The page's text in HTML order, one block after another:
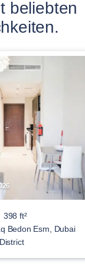
beliebten
398 ft²
Bedon Esm, Dubai